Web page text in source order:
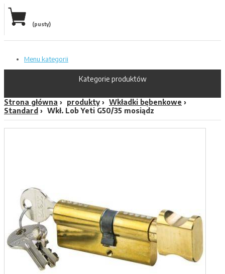
(pusty)
Menu kategorii
Kategorie produktów
Strona główna produkty
Wkładki bębenkowe
Standard
Wkł. Lob Yeti G50/35 mosiądz